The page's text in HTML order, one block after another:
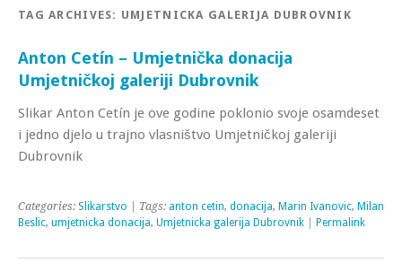
TAG ARCHIVES: UMJETNICKA GALERIJA DUBROVNIK
Anton Cetín – Umjetnička donacija
Umjetničkoj galeriji Dubrovnik
Slikar Anton Cetín je ove godine poklonio svoje osamdeset
i jedno djelo u trajno vlasništvo Umjetničkoj galeriji
Dubrovnik
Categories: Slikarstvo | Tags: anton cetin, donacija, Marin Ivanovic, Milan
Beslic, umjetnicka donacija, Umjetnicka galerija Dubrovnik Permalink